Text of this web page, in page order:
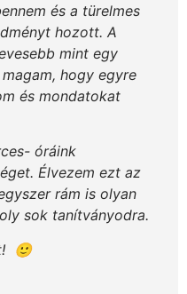
és a türelmes
hozott. A
mint egy
hogy egyre
és mondatokat
óráink
Élvezem ezt az
rám is olyan
sok tanítványodra.
🙂